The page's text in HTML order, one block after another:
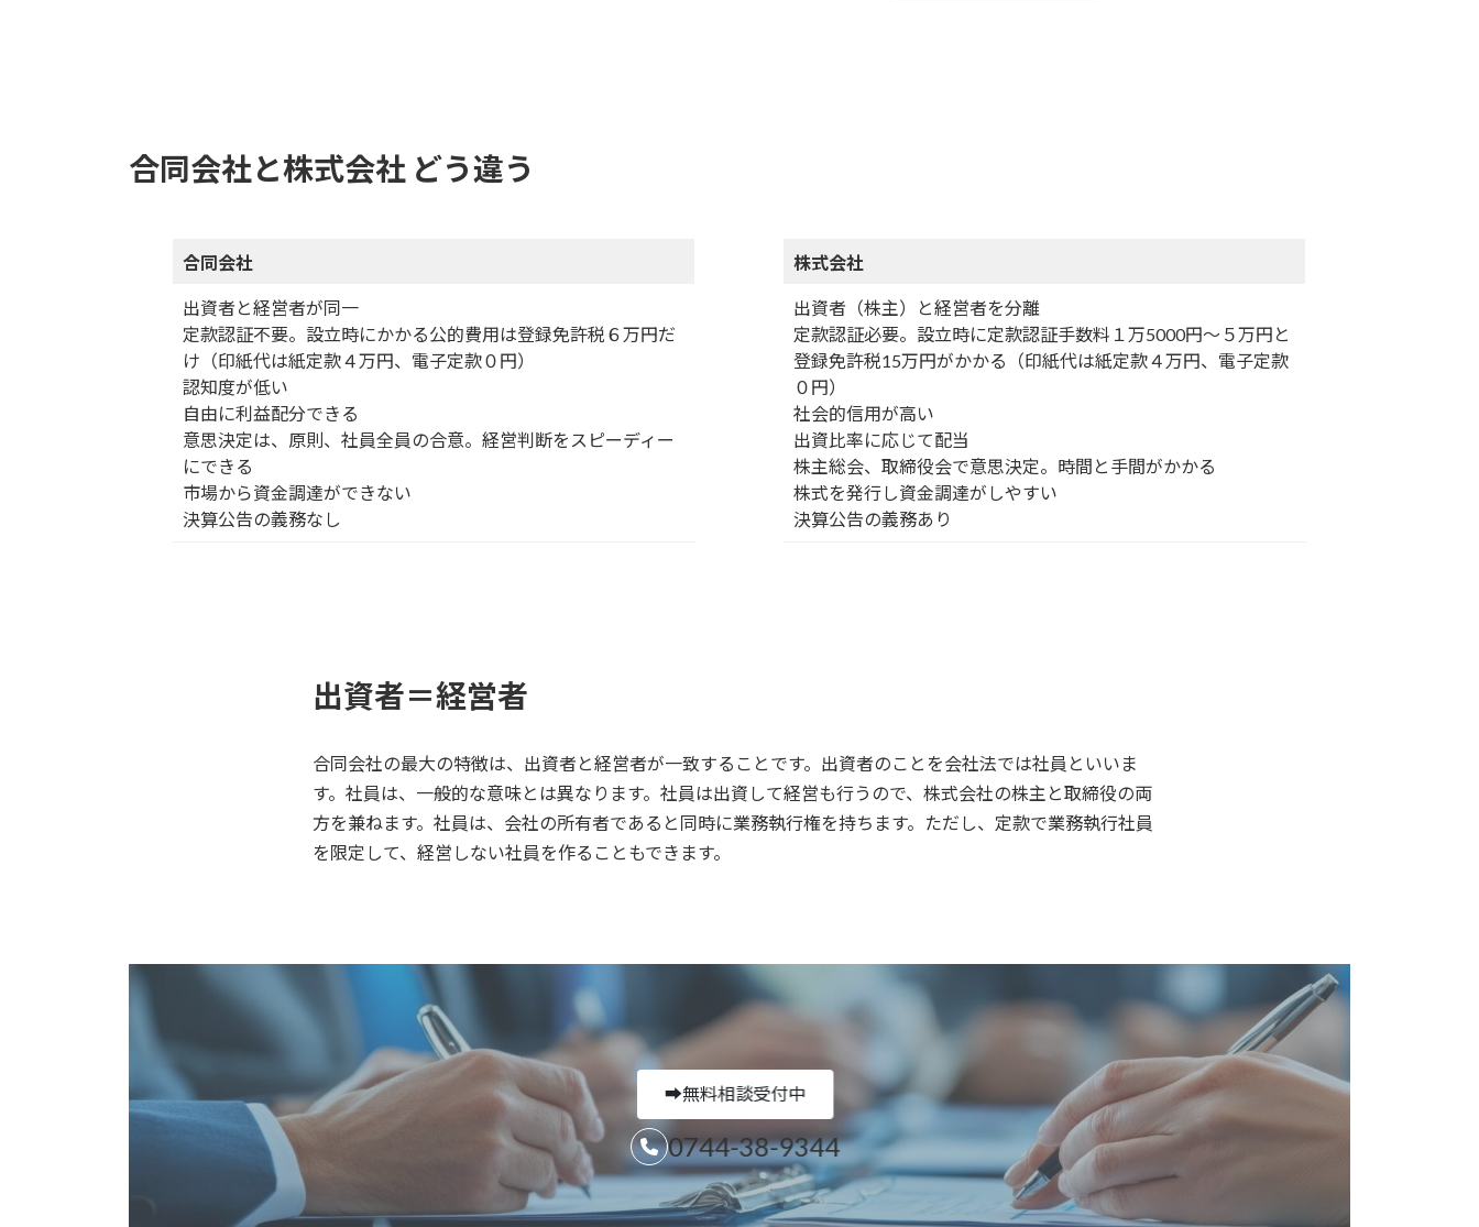
合同会社と株式会社 どう違う
合同会社
出資者と経営者が同一
定款認証不要。設立時にかかる公的費用は登録免許税６万円だ
け（印紙代は紙定款４万円、電子定款０円）
認知度が低い
自由に利益配分できる
意思決定は、原則、社員全員の合意。経営判断をスピーディー
にできる
市場から資金調達ができない
決算公告の義務なし
株式会社
出資者（株主）と経営者を分離
定款認証必要。設立時に定款認証手数料１万5000円～５万円と
登録免許税15万円がかかる（印紙代は紙定款４万円、電子定款
０円）
社会的信用が高い
出資比率に応じて配当
株主総会、取締役会で意思決定。時間と手間がかかる
株式を発行し資金調達がしやすい
決算公告の義務あり
出資者＝経営者
合同会社の最大の特徴は、出資者と経営者が一致することです。出資者のことを会社法では社員といいま
す。社員は、一般的な意味とは異なります。社員は出資して経営も行うので、株式会社の株主と取締役の両
方を兼ねます。社員は、会社の所有者であると同時に業務執行権を持ちます。ただし、定款で業務執行社員
を限定して、経営しない社員を作ることもできます。
➡無料相談受付中
0744-38-9344